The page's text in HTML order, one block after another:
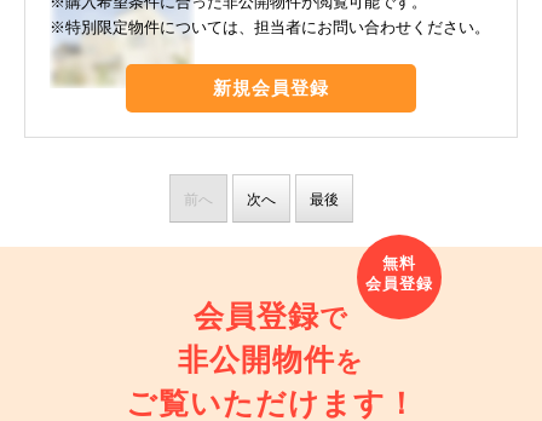
※特別限定物件については、担当者にお問い合わせください。
新規会員登録
前へ 次へ 最後
会員登録で
非公開物件を
ご覧いただけます！